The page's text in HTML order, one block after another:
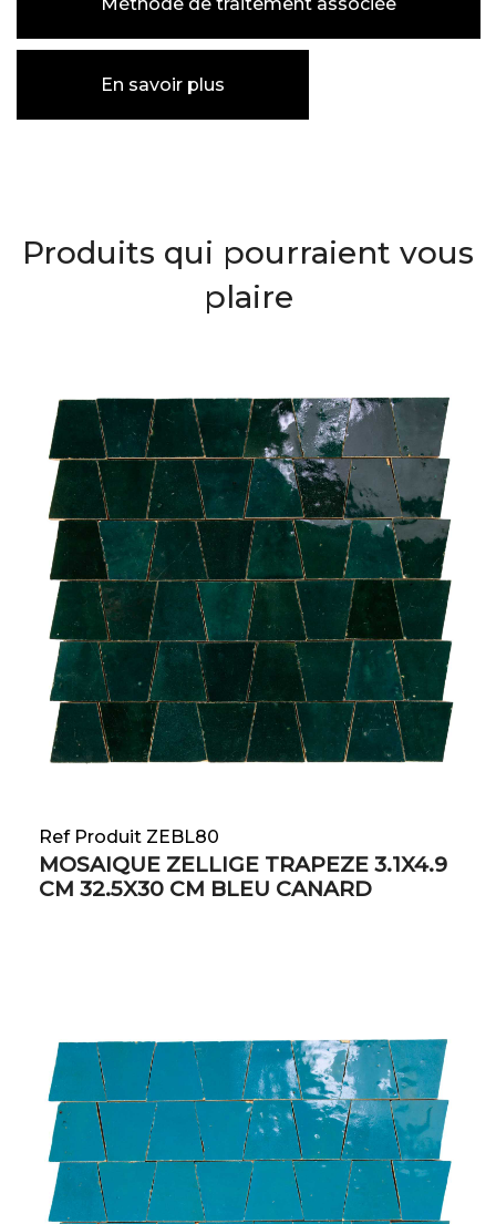
Méthode de traitement associée
En savoir plus
Produits qui pourraient vous
plaire
Ref Produit ZEBL80
MOSAIQUE ZELLIGE TRAPEZE 3.1X4.9
CM 32.5X30 CM BLEU CANARD